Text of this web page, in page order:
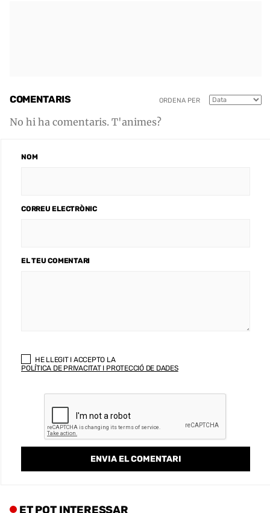
COMENTARIS ORDENA PER
No hi ha comentaris. T'animes?
NOM
CORREU ELECTRÒNIC
EL TEU COMENTARI
HE LLEGIT I ACCEPTO LA
POLÍTICA DE PRIVACITAT I PROTECCIÓ DE DADES
ET POT INTERESSAR